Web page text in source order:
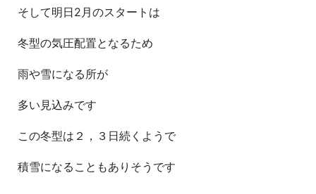
そして明日2月のスタートは
冬型の気圧配置となるため
雨や雪になる所が
多い見込みです
この冬型は２，３日続くようで
積雪になることもありそうです